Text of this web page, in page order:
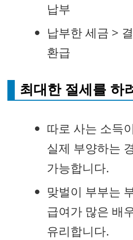
납부
납부한 세금 >
환급
최대한 절세를 하
따로 사는 소득
실제 부양하는
가능합니다.
맞벌이 부부는
급여가 많은 배
유리합니다.